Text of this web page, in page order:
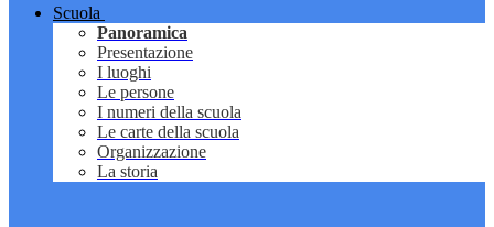
Scuola
Panoramica
Presentazione
I luoghi
Le persone
I numeri della scuola
Le carte della scuola
Organizzazione
La storia